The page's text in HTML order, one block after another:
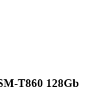
T860 128Gb